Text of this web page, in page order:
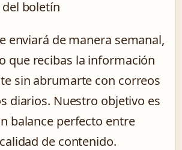
del boletín
enviará de manera semanal,
que recibas la información
sin abrumarte con correos
diarios. Nuestro objetivo es
balance perfecto entre
de contenido.